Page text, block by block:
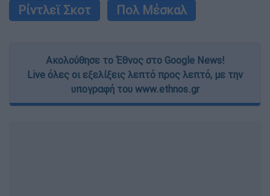
Ρίντλεϊ Σκοτ Πολ Μέσκαλ
Ακολούθησε το Έθνος στο Google News!
Live όλες οι εξελίξεις λεπτό προς λεπτό, με την
υπογραφή του www.ethnos.gr